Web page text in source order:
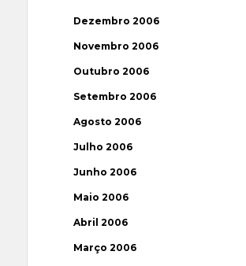
Dezembro 2006
Novembro 2006
Outubro 2006
Setembro 2006
Agosto 2006
Julho 2006
Junho 2006
Maio 2006
Abril 2006
Março 2006